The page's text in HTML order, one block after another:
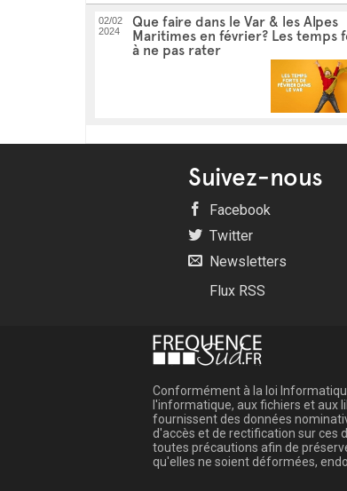
02/02
2024
Que faire dans le Var & les Alpes
Maritimes en février? Les temps
à ne pas rater
Suivez-nous
Facebook
Twitter
Newsletters
Flux RSS
Conformément à la loi
l'informatique, aux fichiers et aux
fournissent des données
d'accès et de rectification sur ces
toutes précautions afin de
qu'elles ne soient déformées,